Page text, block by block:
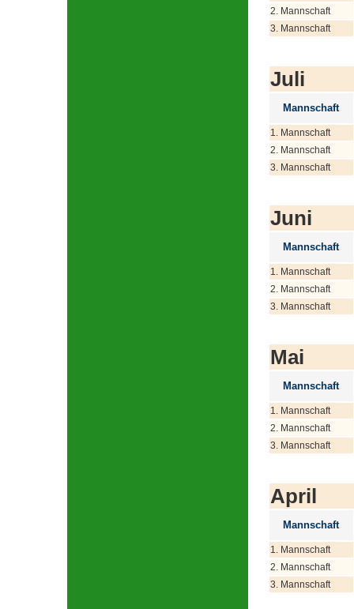
2. Mannschaft
3. Mannschaft
Juli
Mannschaft
1. Mannschaft
2. Mannschaft
3. Mannschaft
Juni
Mannschaft
1. Mannschaft
2. Mannschaft
3. Mannschaft
Mai
Mannschaft
1. Mannschaft
2. Mannschaft
3. Mannschaft
April
Mannschaft
1. Mannschaft
2. Mannschaft
3. Mannschaft